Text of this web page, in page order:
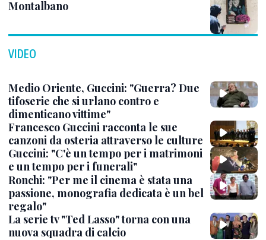
Montalbano
VIDEO
Medio Oriente, Guccini: "Guerra? Due
tifoserie che si urlano contro e
dimenticano vittime"
Francesco Guccini racconta le sue
canzoni da osteria attraverso le culture
Guccini: "C'è un tempo per i matrimoni
e un tempo per i funerali"
Ronchi: "Per me il cinema è stata una
passione, monografia dedicata è un bel
regalo"
La serie tv "Ted Lasso" torna con una
nuova squadra di calcio